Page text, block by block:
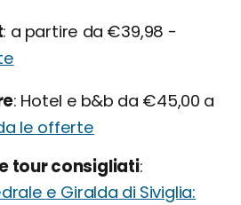
a partire da €39,98 -
Hotel e b&b da €45,00 a
le offerte
tour consigliati
e Giralda di Siviglia: